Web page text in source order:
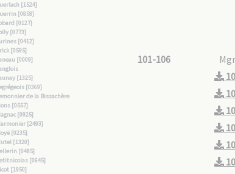
[1524]
[0858]
[0127]
[0773]
[0412]
[0595]
[0009]
[1325]
[0369]
de la Bissachère
[0557]
[0925]
[2493]
[0235]
[1320]
[0485]
[0645]
[1950]
101-106